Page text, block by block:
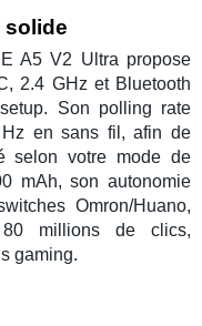
solide
A5 V2 Ultra propose
2.4 GHz et Bluetooth
Son polling rate
en sans fil , afin de
selon votre mode de
mAh, son autonomie
Omron/Huano,
80 millions de clics,
gaming.